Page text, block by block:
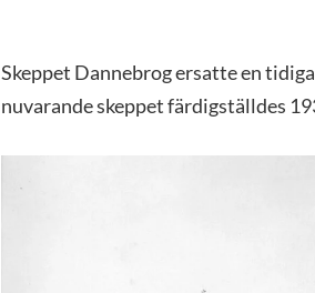
Skeppet Dannebrog ersatte en
nuvarande skeppet färdigställdes